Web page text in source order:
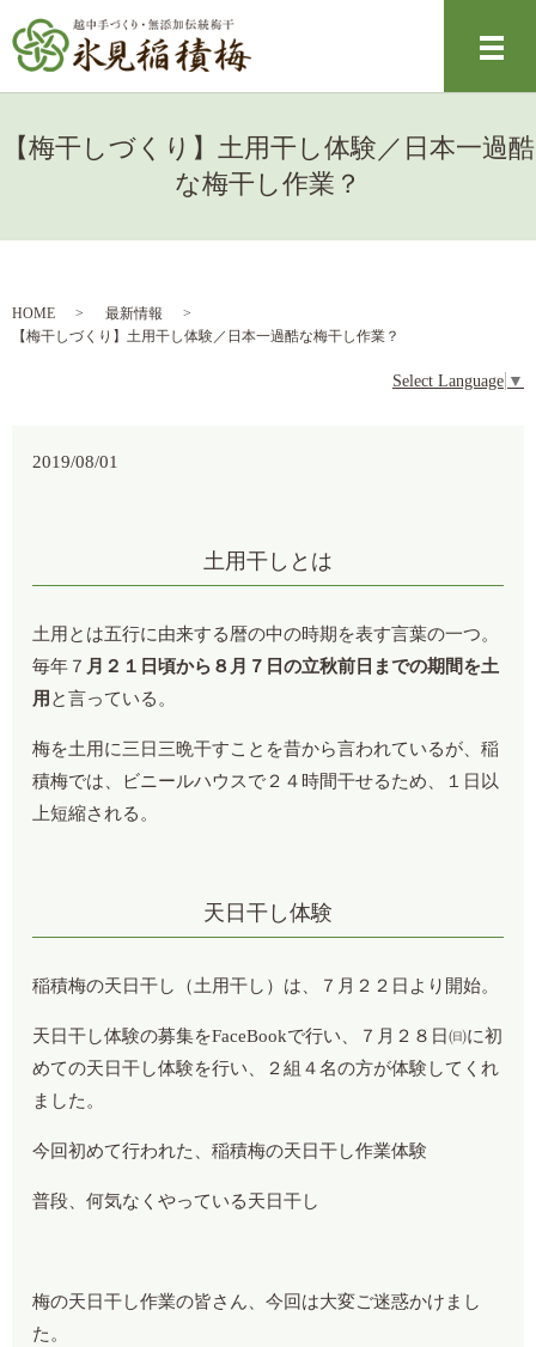
【梅干しづくり】土用干し体験／日本一過酷
な梅干し作業？
HOME
最新情報
【梅干しづくり】土用干し体験／日本一過酷な梅干し作業？
Select Language ▼
2019/08/01
土用干しとは
土用とは五行に由来する暦の中の時期を表す言葉の一つ。
毎年７ 月２１日頃から８月７日の立秋前日までの期間を土
用 と言っている。
梅を土用に三日三晩干すことを昔から言われているが、稲
積梅では、ビニールハウスで２４時間干せるため、１日以
上短縮される。
天日干し体験
稲積梅の天日干し（土用干し）は、７月２２日より開始。
天日干し体験の募集をFaceBookで行い、７月２８日㈰に初
めての天日干し体験を行い、２組４名の方が体験してくれ
ました。
今回初めて行われた、稲積梅の天日干し作業体験
普段、何気なくやっている天日干し
梅の天日干し作業の皆さん、今回は大変ご迷惑かけまし
た。